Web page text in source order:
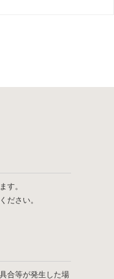
す。
ださい。
合等が発生した場